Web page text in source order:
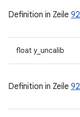
Definition in Zeile
float y_uncalib
Definition in Zeile